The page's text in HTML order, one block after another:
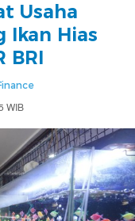
Usaha
Ikan Hias
BRI
WIB